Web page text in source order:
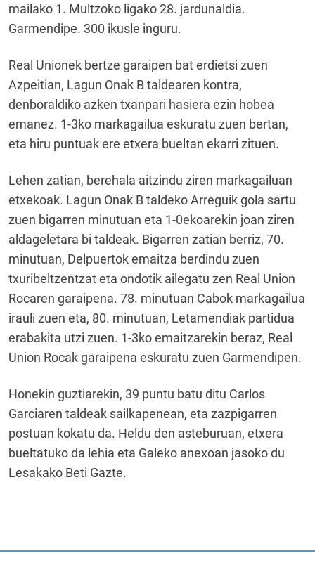
mailako 1. Multzoko ligako 28. jardunaldia.
Garmendipe. 300 ikusle inguru.
Real Unionek bertze garaipen bat erdietsi zuen
Azpeitian, Lagun Onak B taldearen kontra,
denboraldiko azken txanpari hasiera ezin hobea
emanez. 1-3ko markagailua eskuratu zuen bertan,
eta hiru puntuak ere etxera bueltan ekarri zituen.
Lehen zatian, berehala aitzindu ziren markagailuan
etxekoak. Lagun Onak B taldeko Arreguik gola sartu
zuen bigarren minutuan eta 1-0ekoarekin joan ziren
aldageletara bi taldeak. Bigarren zatian berriz, 70.
minutuan, Delpuertok emaitza berdindu zuen
txuribeltzentzat eta ondotik ailegatu zen Real Union
Rocaren garaipena. 78. minutuan Cabok markagailua
irauli zuen eta, 80. minutuan, Letamendiak partidua
erabakita utzi zuen. 1-3ko emaitzarekin beraz, Real
Union Rocak garaipena eskuratu zuen Garmendipen.
Honekin guztiarekin, 39 puntu batu ditu Carlos
Garciaren taldeak sailkapenean, eta zazpigarren
postuan kokatu da. Heldu den asteburuan, etxera
bueltatuko da lehia eta Galeko anexoan jasoko du
Lesakako Beti Gazte.